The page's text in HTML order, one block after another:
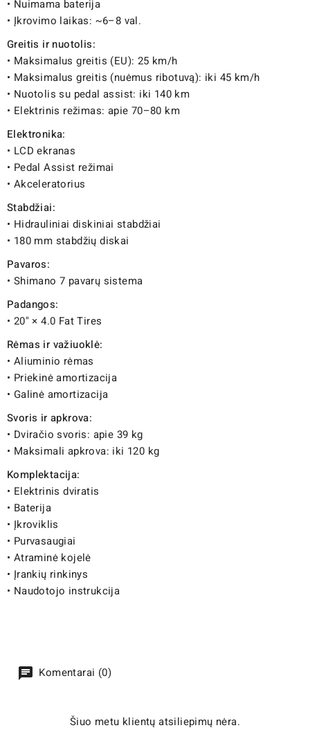
• Nuimama baterija
• Įkrovimo laikas: ~6–8 val.
Greitis ir nuotolis:
• Maksimalus greitis (EU): 25 km/h
• Maksimalus greitis (nuėmus ribotuvą): iki 45 km/h
• Nuotolis su pedal assist: iki 140 km
• Elektrinis režimas: apie 70–80 km
Elektronika:
• LCD ekranas
• Pedal Assist režimai
• Akceleratorius
Stabdžiai:
• Hidrauliniai diskiniai stabdžiai
• 180 mm stabdžių diskai
Pavaros:
• Shimano 7 pavarų sistema
Padangos:
• 20" × 4.0 Fat Tires
Rėmas ir važiuoklė:
• Aliuminio rėmas
• Priekinė amortizacija
• Galinė amortizacija
Svoris ir apkrova:
• Dviračio svoris: apie 39 kg
• Maksimali apkrova: iki 120 kg
Komplektacija:
• Elektrinis dviratis
• Baterija
• Įkroviklis
• Purvasaugiai
• Atraminė kojelė
• Įrankių rinkinys
• Naudotojo instrukcija
Komentarai (0)
Šiuo metu klientų atsiliepimų nėra.